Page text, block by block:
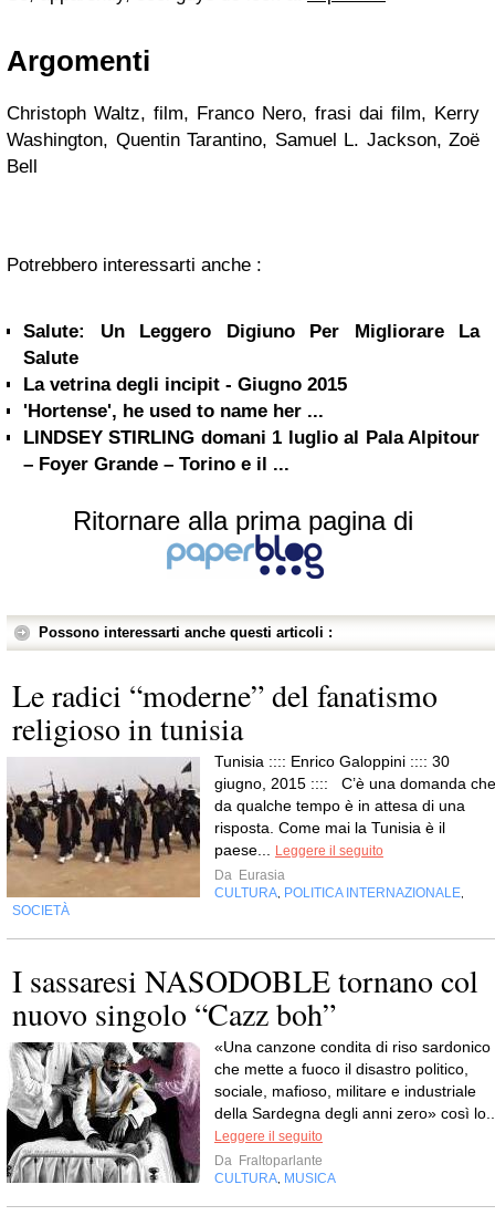
Argomenti
Christoph Waltz, film, Franco Nero, frasi dai film, Kerry
Washington, Quentin Tarantino, Samuel L. Jackson, Zoë
Bell
Potrebbero interessarti anche :
Salute: Un Leggero Digiuno Per Migliorare La
Salute
La vetrina degli incipit - Giugno 2015
'Hortense', he used to name her ...
LINDSEY STIRLING domani 1 luglio al Pala Alpitour
– Foyer Grande – Torino e il ...
Ritornare alla prima pagina di
Possono interessarti anche questi articoli :
Le radici “moderne” del fanatismo
religioso in tunisia
Tunisia :::: Enrico Galoppini :::: 30
giugno, 2015 :::: C’è una domanda che
da qualche tempo è in attesa di una
risposta. Come mai la Tunisia è il
paese... Leggere il seguito
Da Eurasia
CULTURA, POLITICA INTERNAZIONALE,
SOCIETÀ
I sassaresi NASODOBLE tornano col
nuovo singolo “Cazz boh”
«Una canzone condita di riso sardonico
che mette a fuoco il disastro politico,
sociale, mafioso, militare e industriale
della Sardegna degli anni zero» così
Leggere il seguito
Da Fraltoparlante
CULTURA, MUSICA